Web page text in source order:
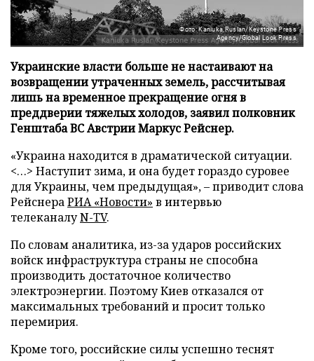
Фото: Kaniuka Ruslan/Keystone Press
Agency/Global Look Press
Украинские власти больше не настаивают на
возвращении утраченных земель, рассчитывая
лишь на временное прекращение огня в
преддверии тяжелых холодов, заявил полковник
Генштаба ВС Австрии Маркус Рейснер.
«Украина находится в драматической ситуации.
<…> Наступит зима, и она будет гораздо суровее
для Украины, чем предыдущая», – приводит слова
РейснераРИА «Новости» в интервью
телеканалуN-TV.
По словам аналитика, из-за ударов российских
войск инфраструктура страны не способна
производить достаточное количество
электроэнергии. Поэтому Киев отказался от
максимальных требований и просит только
перемирия.
Кроме того, российские силы успешно теснят